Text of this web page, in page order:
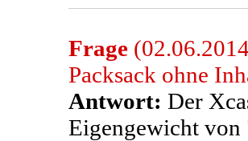
Frage
Packsack ohne
Antwort: Der
Eigengewicht von